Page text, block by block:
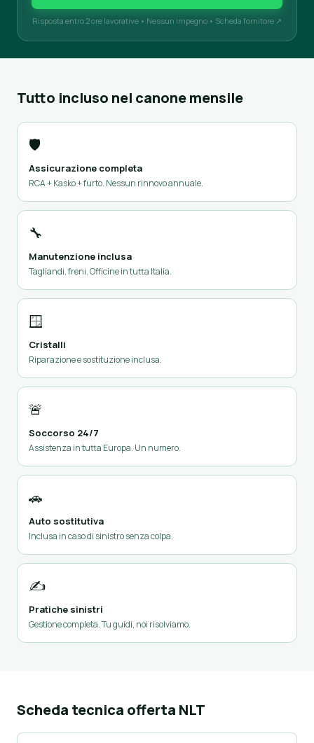
Risposta entro 2 ore lavorative • Nessun impegno • Scheda fornitore ↗
Tutto incluso nel canone mensile
🛡️
Assicurazione completa
RCA + Kasko + furto. Nessun rinnovo annuale.
🔧
Manutenzione inclusa
Tagliandi, freni. Officine in tutta Italia.
🪟
Cristalli
Riparazione e sostituzione inclusa.
🚨
Soccorso 24/7
Assistenza in tutta Europa. Un numero.
🚗
Auto sostitutiva
Inclusa in caso di sinistro senza colpa.
✍️
Pratiche sinistri
Gestione completa. Tu guidi, noi risolviamo.
Scheda tecnica offerta NLT